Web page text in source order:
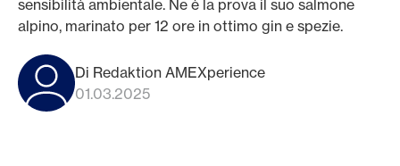
sensibilità ambientale. Ne è la prova il suo salmone
alpino, marinato per 12 ore in ottimo gin e spezie.
Di Redaktion AMEXperience
01.03.2025